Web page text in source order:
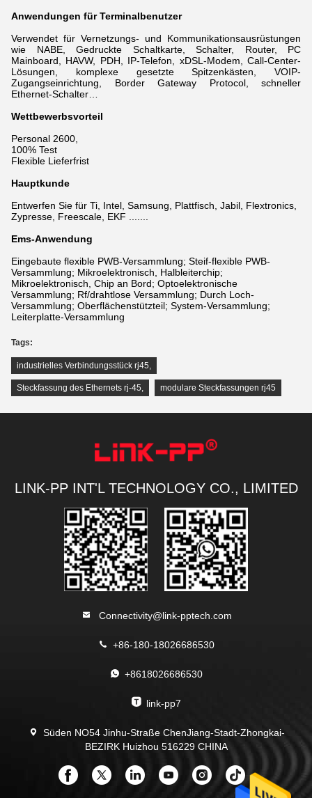
Anwendungen für Terminalbenutzer
Verwendet für Vernetzungs- und Kommunikationsausrüstungen
wie NABE, Gedruckte Schaltkarte, Schalter, Router, PC
Mainboard, HAVW, PDH, IP-Telefon, xDSL-Modem,
Call-Center-
Lösungen, komplexe gesetzte Spitzenkästen, VOIP-
Zugangseinrichtung, Border Gateway Protocol, schneller
Ethernet-Schalter…
Wettbewerbsvorteil
Personal 2600,
100% Test
Flexible Lieferfrist
Hauptkunde
Entwerfen Sie für Ti, Intel, Samsung, Plattfisch, Jabil, Flextronics,
Zypresse, Freescale, EKF .......
Ems-Anwendung
Eingebaute flexible PWB-Versammlung; Steif-flexible PWB-
Versammlung; Mikroelektronisch, Halbleiterchip;
Mikroelektronisch, Chip an Bord; Optoelektronische
Versammlung; Rf/drahtlose Versammlung; Durch Loch-
Versammlung; Oberflächenstützteil; System-Versammlung;
Leiterplatte-Versammlung
Tags:
industrielles Verbindungsstück rj45
Steckfassung des Ethernets rj-45 modulare Steckfassungen rj45
LINK-PP INT'L TECHNOLOGY CO., LIMITED
Connectivity@link-pptech.com
+86-180-18026686530
+8618026686530
link-pp7
Süden NO54 Jinhu-Straße ChenJiang-Stadt-Zhongkai-
BEZIRK Huizhou 516229 CHINA